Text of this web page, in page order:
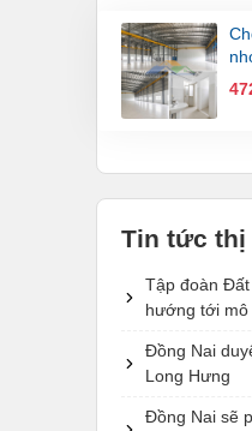
cho thuê nhà xưởng chất lượng cao tại
Tin tức
Tập đoàn
hướng tới mô
Đồng Nai
Long Hưng
Đồng Nai sẽ